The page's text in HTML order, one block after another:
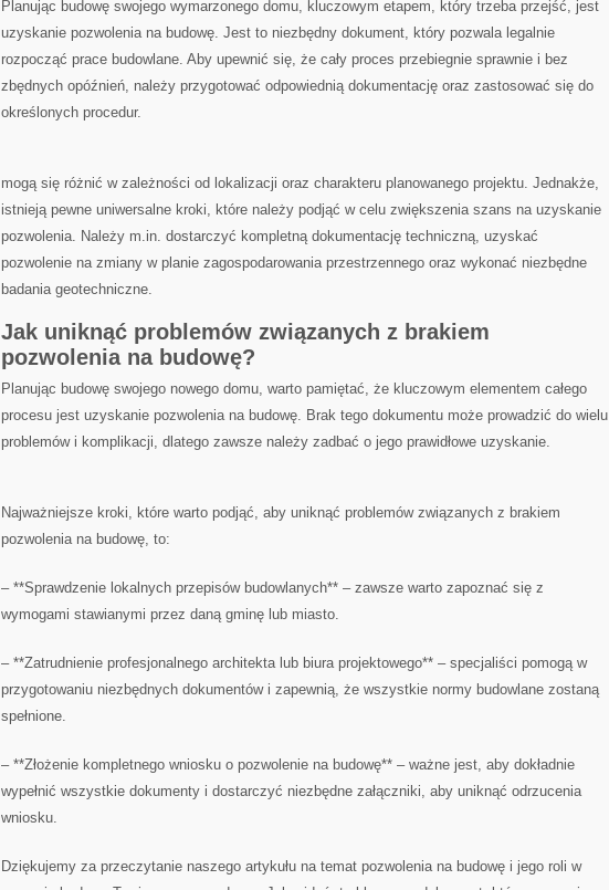
Planując budowę swojego wymarzonego domu,⁣ kluczowym etapem, który trzeba przejść, jest
⁣uzyskanie pozwolenia na budowę. Jest⁤ to niezbędny dokument, ⁣który pozwala legalnie
rozpocząć prace budowlane. ⁢Aby ​upewnić się, że cały proces ⁤przebiegnie⁢ sprawnie i bez
zbędnych ⁢opóźnień, należy przygotować odpowiednią dokumentację oraz zastosować ⁤się do
określonych procedur.
mogą się różnić w zależności od lokalizacji oraz charakteru ‌planowanego‌ projektu. Jednakże,
istnieją pewne uniwersalne‌ kroki, które należy podjąć w celu ⁤zwiększenia⁣ szans na uzyskanie⁤
pozwolenia. Należy ⁤m.in. dostarczyć kompletną⁤ dokumentację techniczną, uzyskać
pozwolenie‌ na ‌zmiany w ⁤planie zagospodarowania przestrzennego oraz ⁣wykonać niezbędne
badania geotechniczne.
Jak ‍uniknąć problemów związanych z brakiem
pozwolenia na budowę?
Planując budowę swojego nowego domu, warto ‍pamiętać, że⁤ kluczowym elementem całego
procesu⁤ jest uzyskanie pozwolenia na budowę. Brak⁢ tego⁣ dokumentu może prowadzić do wielu
problemów i komplikacji, dlatego zawsze należy zadbać⁤ o ⁢jego prawidłowe uzyskanie.
Najważniejsze kroki, które ⁤warto podjąć,⁤ aby uniknąć problemów związanych z‍ brakiem
pozwolenia ​na budowę, to:
– **Sprawdzenie lokalnych przepisów budowlanych** – zawsze warto zapoznać ‍się z
wymogami stawianymi przez daną gminę lub miasto.
– **Zatrudnienie​ profesjonalnego architekta lub ⁣biura⁢ projektowego** – specjaliści pomogą w
przygotowaniu niezbędnych dokumentów i zapewnią, że‌ wszystkie normy budowlane zostaną
spełnione.
– ⁣**Złożenie kompletnego wniosku o pozwolenie na budowę** – ważne jest, ​aby dokładnie
wypełnić wszystkie dokumenty i dostarczyć niezbędne załączniki,​ aby uniknąć odrzucenia
wniosku.
Dziękujemy za przeczytanie naszego artykułu na temat ⁣pozwolenia na budowę i‍ jego roli w​